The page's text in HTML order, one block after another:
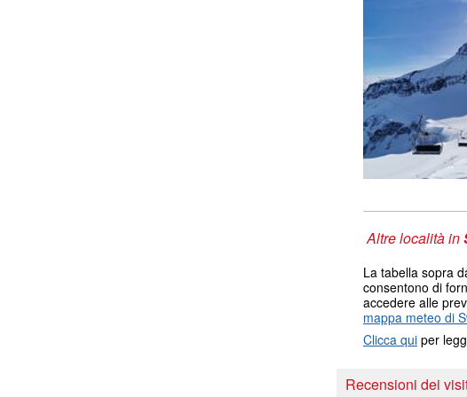
Altre località in
La tabella sopra
consentono di
accedere alle
mappa meteo di
Clicca qui per
Recensioni dei